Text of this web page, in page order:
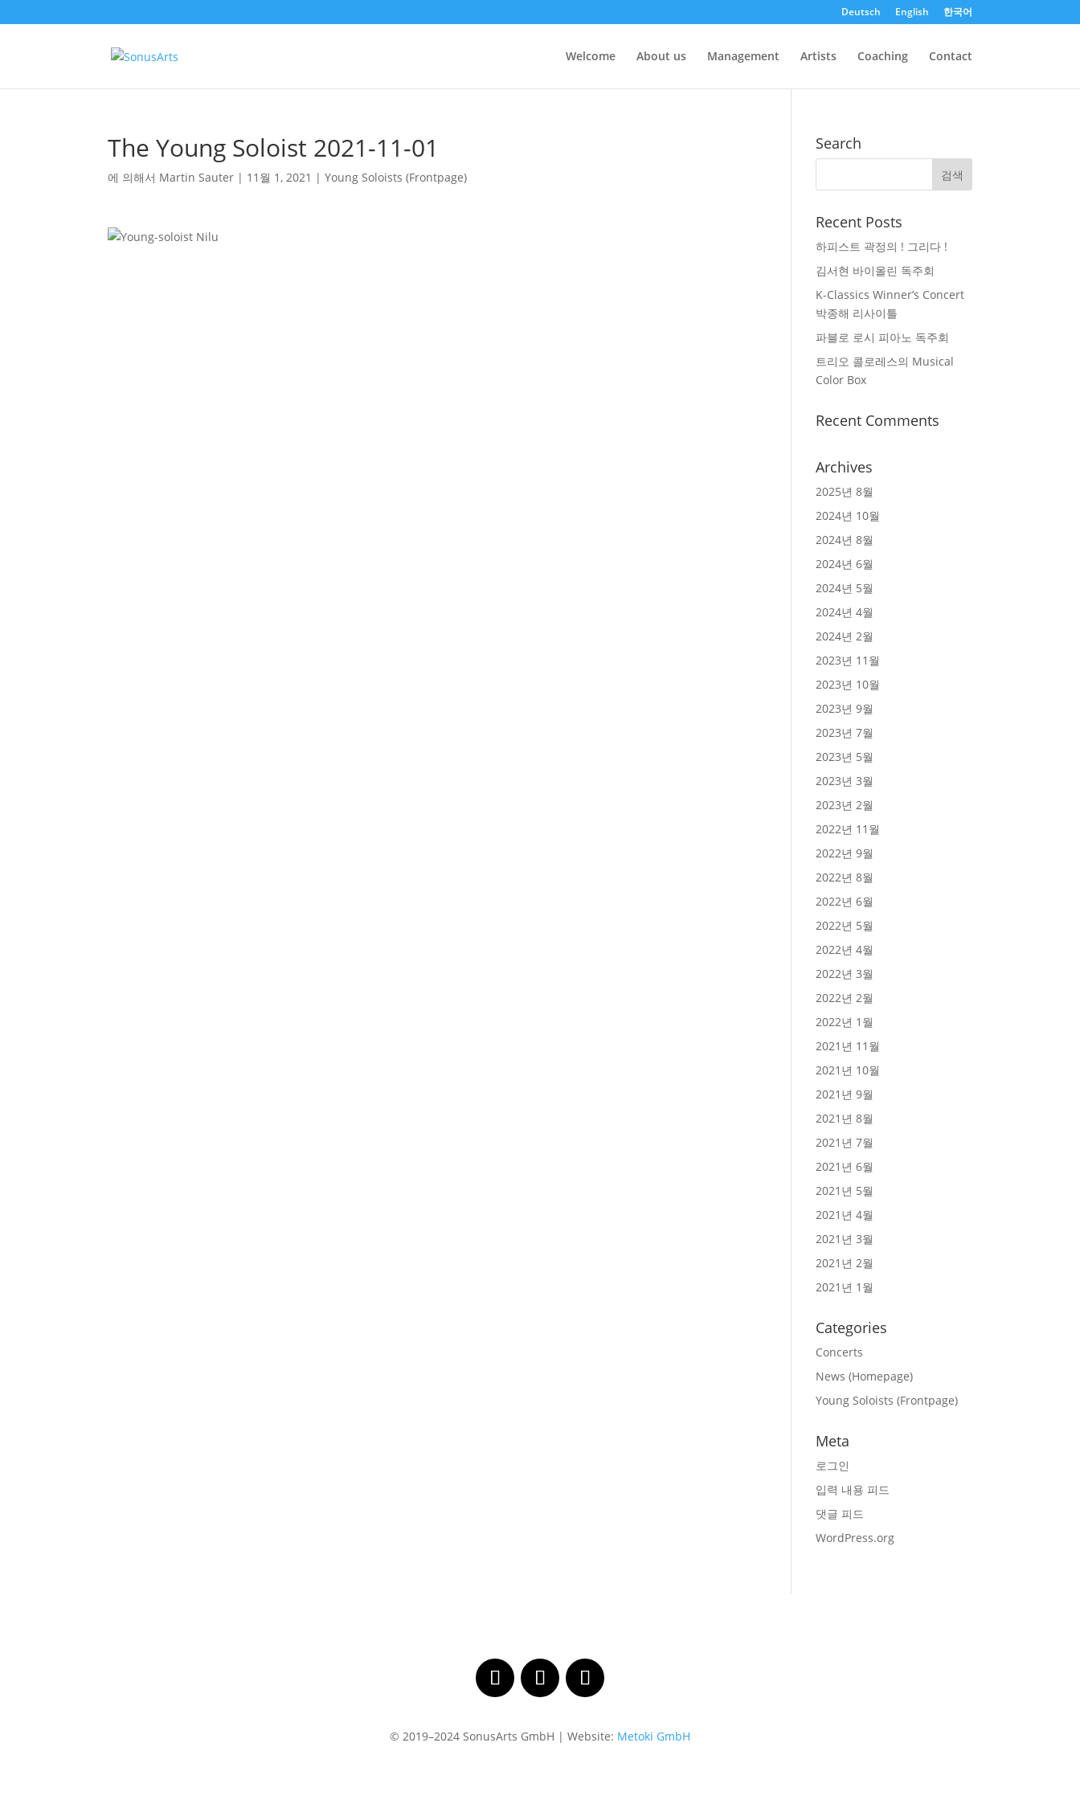
Deutsch English 한국어
Welcome About us Management Artists Coaching Contact
The Young Soloist 2021-11-01
에 의해서 Martin Sauter | 11월 1, 2021 |Young Soloists (Frontpage)
Search
Recent Posts
하피스트 곽정의 ! 그리다 !
김서현 바이올린 독주회
K-Classics Winner’s Concert
박종해 리사이틀
파블로 로시 피아노 독주회
트리오 콜로레스의 Musical
Color Box
Recent Comments
Archives
2025년 8월
2024년 10월
2024년 8월
2024년 6월
2024년 5월
2024년 4월
2024년 2월
2023년 11월
2023년 10월
2023년 9월
2023년 7월
2023년 5월
2023년 3월
2023년 2월
2022년 11월
2022년 9월
2022년 8월
2022년 6월
2022년 5월
2022년 4월
2022년 3월
2022년 2월
2022년 1월
2021년 11월
2021년 10월
2021년 9월
2021년 8월
2021년 7월
2021년 6월
2021년 5월
2021년 4월
2021년 3월
2021년 2월
2021년 1월
Categories
Concerts
News (Homepage)
Young Soloists (Frontpage)
Meta
로그인
입력 내용 피드
댓글 피드
WordPress.org
© 2019–2024 SonusArts GmbH | Website: Metoki GmbH